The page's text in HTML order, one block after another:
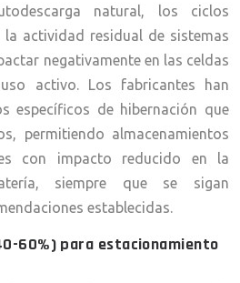
natural, los ciclos
actividad residual de sistemas
negativamente en las celdas
activo. Los fabricantes han
específicos de hibernación que
permitiendo almacenamientos
con impacto reducido en la
siempre que se sigan
establecidas.
60%) para estacionamiento